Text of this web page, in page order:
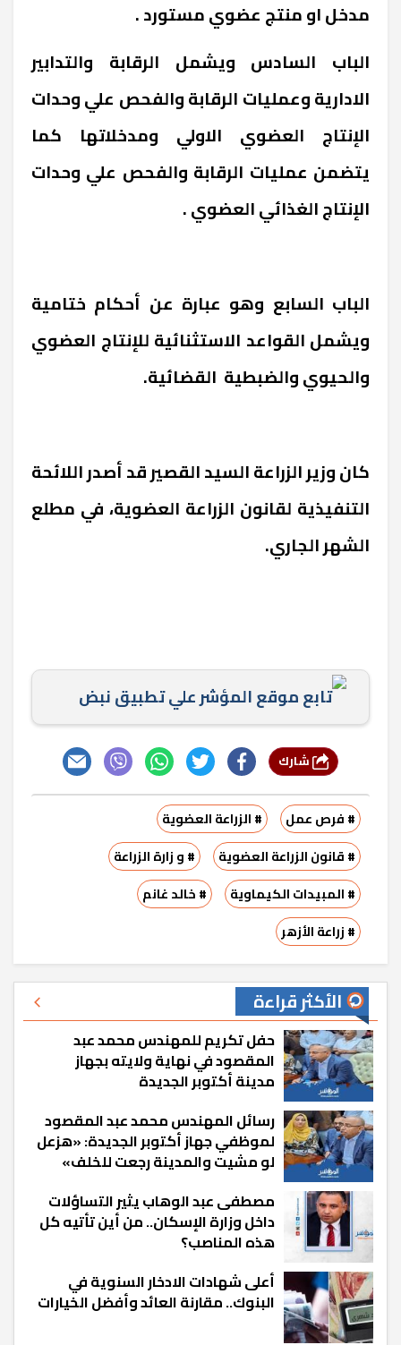
مدخل او منتج عضوي مستورد .
الباب السادس ويشمل الرقابة والتدابير
الادارية وعمليات الرقابة والفحص علي وحدات
الإنتاج العضوي الاولي ومدخلاتها كما
يتضمن عمليات الرقابة والفحص علي وحدات
الإنتاج الغذائي العضوي .
الباب السابع وهو عبارة عن أحكام ختامية
ويشمل القواعد الاستثنائية للإنتاج العضوي
والحيوي والضبطية القضائية.
كان وزير الزراعة السيد القصير قد أصدر اللائحة
التنفيذية لقانون الزراعة العضوية، في مطلع
الشهر الجاري.
تابع موقع المؤشر علي تطبيق نبض
# فرص عمل
# الزراعة العضوية
# قانون الزراعة العضوية
# و زارة الزراعة
# المبيدات الكيماوية
# خالد غانم
# زراعة الأزهر
الأكثر قراءة
حفل تكريم للمهندس محمد عبد
المقصود في نهاية ولايته بجهاز
مدينة أكتوبر الجديدة
رسائل المهندس محمد عبد المقصود
لموظفي جهاز أكتوبر الجديدة: «هزعل
لو مشيت والمدينة رجعت للخلف»
مصطفى عبد الوهاب يثير التساؤلات
داخل وزارة الإسكان.. من أين تأتيه كل
هذه المناصب؟
أعلى شهادات الادخار السنوية في
البنوك.. مقارنة العائد وأفضل الخيارات